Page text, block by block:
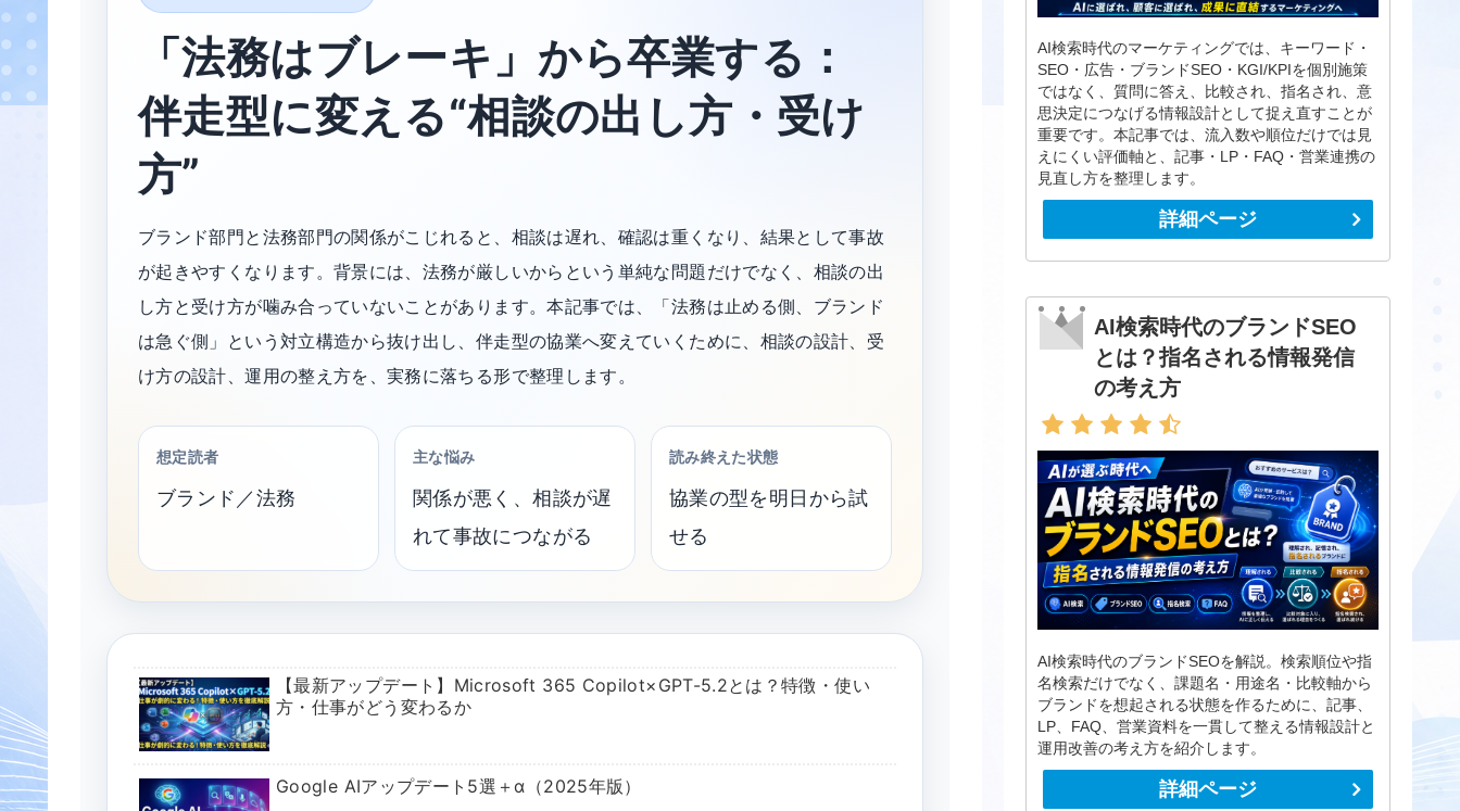
「法務はブレーキ」から卒業する：
伴走型に変える“相談の出し方・受け
方”
ブランド部門と法務部門の関係がこじれると、相談は遅れ、確認は重くなり、結果として事故
が起きやすくなります。背景には、法務が厳しいからという単純な問題だけでなく、相談の出
し方と受け方が噛み合っていないことがあります。本記事では、「法務は止める側、ブランド
は急ぐ側」という対立構造から抜け出し、伴走型の協業へ変えていくために、相談の設計、受
け方の設計、運用の整え方を、実務に落ちる形で整理します。
想定読者
ブランド／法務
主な悩み
関係が悪く、相談が遅
れて事故につながる
読み終えた状態
協業の型を明日から試
せる
【最新アップデート】Microsoft 365 Copilot×GPT-5.2とは？特徴・使い
方・仕事がどう変わるか
Google AIアップデート5選＋α（2025年版）
AI検索時代のマーケティングでは、キーワード・
SEO・広告・ブランドSEO・KGI/KPIを個別施策
ではなく、質問に答え、比較され、指名され、意
思決定につなげる情報設計として捉え直すことが
重要です。本記事では、流入数や順位だけでは見
えにくい評価軸と、記事・LP・FAQ・営業連携の
見直し方を整理します。
詳細ページ
AI検索時代のブランドSEO
とは？指名される情報発信
の考え方
AI検索時代のブランドSEOを解説。検索順位や指
名検索だけでなく、課題名・用途名・比較軸から
ブランドを想起される状態を作るために、記事、
LP、FAQ、営業資料を一貫して整える情報設計と
運用改善の考え方を紹介します。
詳細ページ